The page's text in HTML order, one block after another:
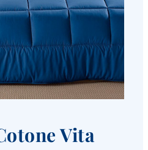
Vita